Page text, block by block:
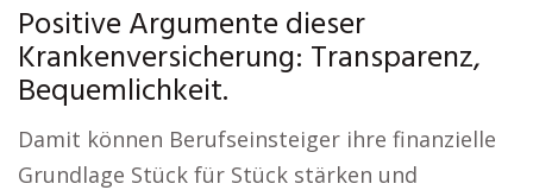
Positive Argumente dieser
Krankenversicherung: Transparenz,
Bequemlichkeit.
Damit können Berufseinsteiger ihre finanzielle
Grundlage Stück für Stück stärken und